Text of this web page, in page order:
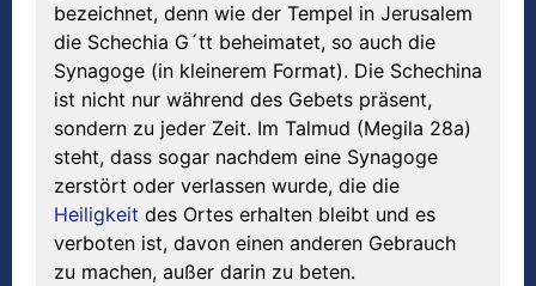
bezeichnet, denn wie der Tempel in Jerusalem
die Schechia G´tt beheimatet, so auch die
Synagoge (in kleinerem Format). Die Schechina
ist nicht nur während des Gebets präsent,
sondern zu jeder Zeit. Im Talmud (Megila 28a)
steht, dass sogar nachdem eine Synagoge
zerstört oder verlassen wurde, die die
Heiligkeit des Ortes erhalten bleibt und es
verboten ist, davon einen anderen Gebrauch
zu machen, außer darin zu beten.